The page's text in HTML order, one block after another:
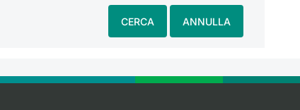
CERCA ANNULLA